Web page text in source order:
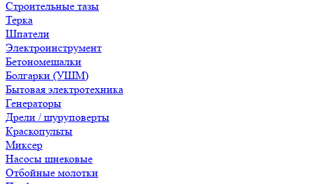
Строительные тазы
Терка
Шпатели
Электроинструмент
Бетономешалки
Болгарки (УШМ)
Бытовая электротехника
Генераторы
Дрели / шуруповерты
Краскопульты
Миксер
Насосы шнековые
Отбойные молотки